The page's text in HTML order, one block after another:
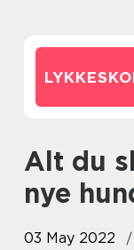
Alt du skal bruge til din
nye
03 May 2022